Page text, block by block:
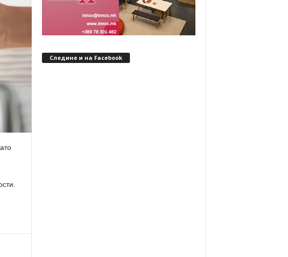
Следине и на Facebook